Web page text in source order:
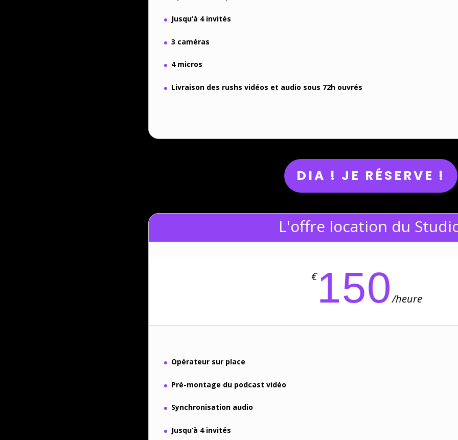
Jusqu’à 4 invités
3 caméras
4 micros
Livraison des rushs vidéos et audio sous 72h ouvrés
DIA ! JE RÉSERVE !
L'offre location du
€150/heure
Opérateur sur place
Pré-montage du podcast vidéo
Synchronisation audio
Jusqu’à 4 invités